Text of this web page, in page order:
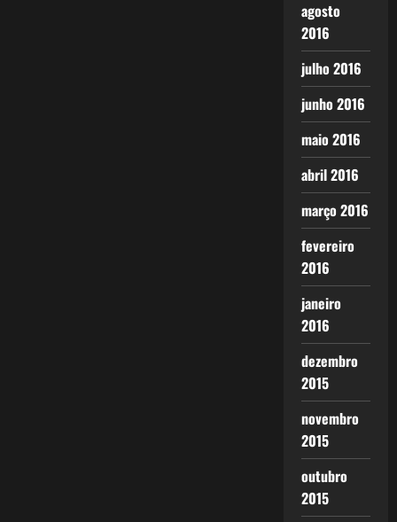
agosto
2016
julho 2016
junho 2016
maio 2016
abril 2016
março 2016
fevereiro
2016
janeiro
2016
dezembro
2015
novembro
2015
outubro
2015